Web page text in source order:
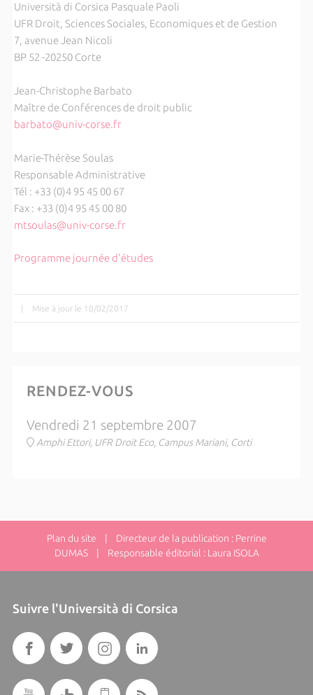
Università di Corsica Pasquale Paoli
UFR Droit, Sciences Sociales, Economiques et de Gestion
7, avenue Jean Nicoli
BP 52 -20250 Corte
Jean-Christophe Barbato
Maître de Conférences de droit public
barbato@univ-corse.fr
Marie-Thérèse Soulas
Responsable Administrative
Tél : +33 (0)4 95 45 00 67
Fax : +33 (0)4 95 45 00 80
mtsoulas@univ-corse.fr
Programme journée d'études
| Mise à jour le 10/02/2017
RENDEZ-VOUS
Vendredi 21 septembre 2007
Amphi Ettori, UFR Droit Eco, Campus Mariani, Corti
Plan du site | Directeur de la publication : Perrine
DUMAS | Responsable éditorial : Laura ISOLA
Suivre l'Università di Corsica